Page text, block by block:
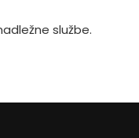
službe.